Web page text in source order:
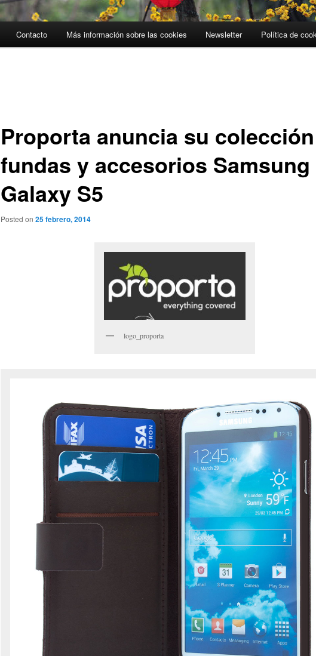
Contacto Más información sobre las cookies Newsletter Política de
Proporta anuncia su
fundas y accesorios Samsung
Galaxy S5
Posted on 25 febrero, 2014
logo_proporta